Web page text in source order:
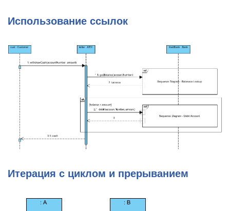
Использование ссылок
Итерация с циклом и прерыванием